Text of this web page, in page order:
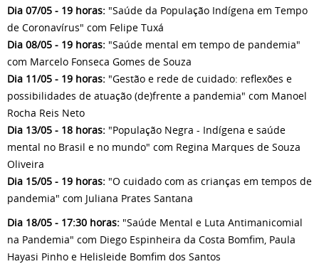
Dia 07/05 - 19 horas: "Saúde da População Indígena em Tempo
de Coronavírus" com Felipe Tuxá
Dia 08/05 - 19 horas: "Saúde mental em tempo de pandemia"
com Marcelo Fonseca Gomes de Souza
Dia 11/05 - 19 horas: "Gestão e rede de cuidado: reflexões e
possibilidades de atuação (de)frente a pandemia" com Manoel
Rocha Reis Neto
Dia 13/05 - 18 horas: "População Negra - Indígena e saúde
mental no Brasil e no mundo" com Regina Marques de Souza
Oliveira
Dia 15/05 - 19 horas: "O cuidado com as crianças em tempos de
pandemia" com Juliana Prates Santana
Dia 18/05 - 17:30 horas: "Saúde Mental e Luta Antimanicomial
na Pandemia" com Diego Espinheira da Costa Bomfim, Paula
Hayasi Pinho e Helisleide Bomfim dos Santos